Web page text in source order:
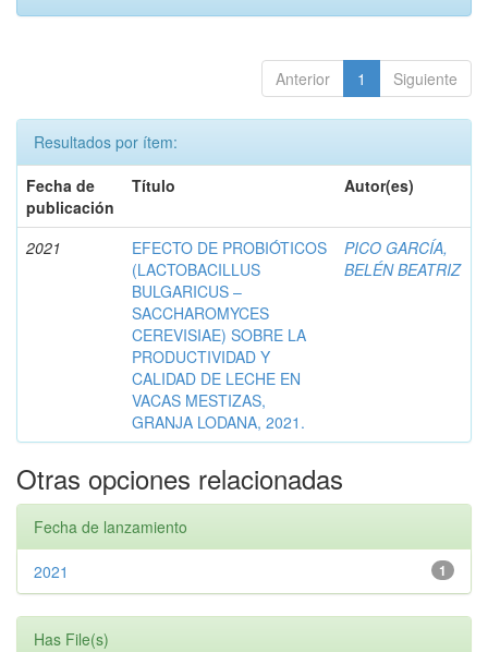
Anterior 1 Siguiente
Resultados por ítem:
Fecha de
publicación
Título Autor(es)
2021
EFECTO DE PROBIÓTICOS
(LACTOBACILLUS
BULGARICUS –
SACCHAROMYCES
CEREVISIAE) SOBRE LA
PRODUCTIVIDAD Y
CALIDAD DE LECHE EN
VACAS MESTIZAS,
GRANJA LODANA, 2021.
PICO GARCÍA,
BELÉN BEATRIZ
Otras opciones relacionadas
Fecha de lanzamiento
1
2021
Has File(s)